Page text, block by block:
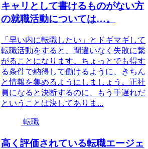
キャリとして書けるものがない方
の就職活動については…。
「早い内に転職したい」とドギマギして
転職活動をすると、間違いなく失敗に繋
がることになります。ちょっとでも得す
る条件で納得して働けるように、きちん
と情報を集めるようにしましょう。正社
員になると決断するのに、もう手遅れだ
ということは決してありま...
転職
高く評価されている転職エージェ